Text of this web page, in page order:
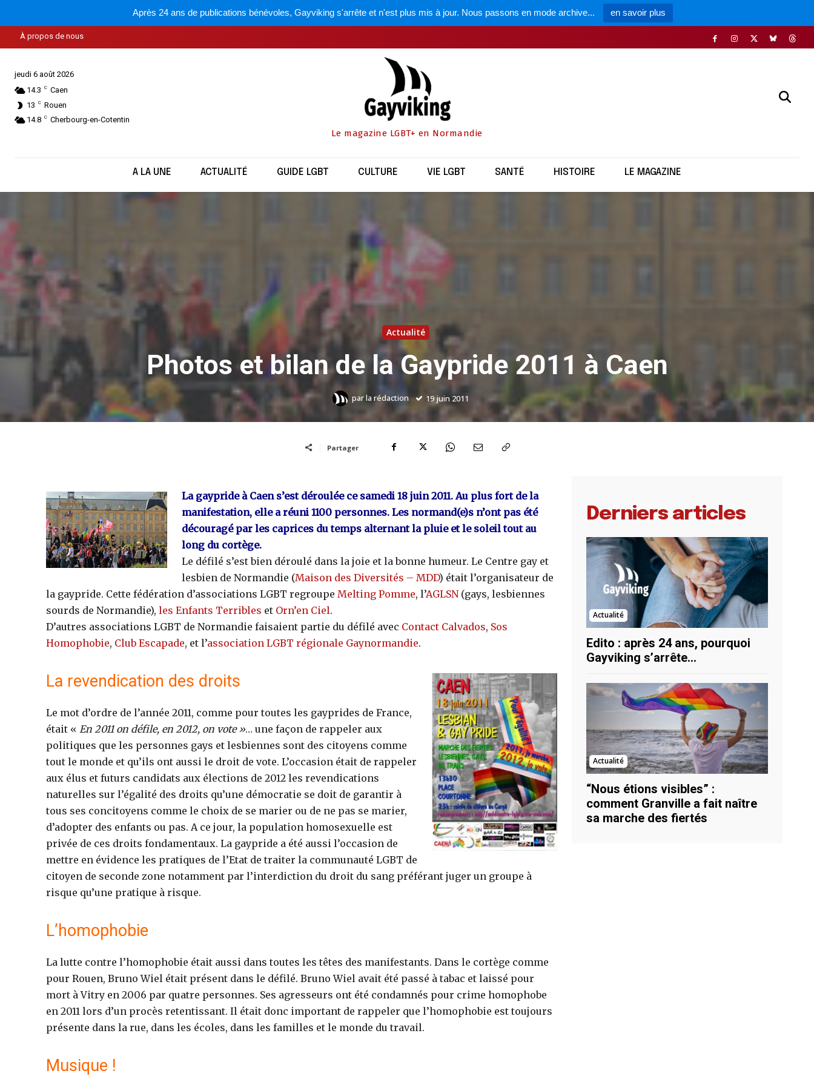
Après 24 ans de publications bénévoles, Gayviking s'arrête et n'est plus mis à jour. Nous passons en mode archive... en savoir plus
À propos de nous
jeudi 6 août 2026
14.3
C Caen
13
C Rouen
14.8 C Cherbourg-en-Cotentin
Le magazine LGBT+ en Normandie
A LA UNE ACTUALITÉ GUIDE LGBT CULTURE VIE LGBT SANTÉ HISTOIRE LE MAGAZINE
Actualité
Photos et bilan de la Gaypride 2011 à Caen
parla rédaction 19 juin 2011
Partager
La gaypride à Caen s’est déroulée ce samedi 18 juin 2011. Au plus fort de la
manifestation, elle a réuni 1100 personnes. Les normand(e)s n’ont pas été
découragé par les caprices du temps alternant la pluie et le soleil tout au
long du cortège.
Le défilé s’est bien déroulé dans la joie et la bonne humeur. Le Centre gay et
lesbien de Normandie (Maison des Diversités – MDD) était l’organisateur de
la gaypride. Cette fédération d’associations LGBT regroupe Melting Pomme, l’AGLSN (gays, lesbiennes
sourds de Normandie), les Enfants Terribles et Orn’en Ciel.
D’autres associations LGBT de Normandie faisaient partie du défilé avec Contact Calvados, Sos
Homophobie, Club Escapade, et l’association LGBT régionale Gaynormandie.
La revendication des droits
Le mot d’ordre de l’année 2011, comme pour toutes les gayprides de France,
était « En 2011 on défile, en 2012, on vote »… une façon de rappeler aux
politiques que les personnes gays et lesbiennes sont des citoyens comme
tout le monde et qu’ils ont aussi le droit de vote. L’occasion était de rappeler
aux élus et futurs candidats aux élections de 2012 les revendications
naturelles sur l’égalité des droits qu’une démocratie se doit de garantir à
tous ses concitoyens comme le choix de se marier ou de ne pas se marier,
d’adopter des enfants ou pas. A ce jour, la population homosexuelle est
privée de ces droits fondamentaux. La gaypride a été aussi l’occasion de
mettre en évidence les pratiques de l’Etat de traiter la communauté LGBT de
citoyen de seconde zone notamment par l’interdiction du droit du sang préférant juger un groupe à
risque qu’une pratique à risque.
L’homophobie
La lutte contre l’homophobie était aussi dans toutes les têtes des manifestants. Dans le cortège comme
pour Rouen, Bruno Wiel était présent dans le défilé. Bruno Wiel avait été passé à tabac et laissé pour
mort à Vitry en 2006 par quatre personnes. Ses agresseurs ont été condamnés pour crime homophobe
en 2011 lors d’un procès retentissant. Il était donc important de rappeler que l’homophobie est toujours
présente dans la rue, dans les écoles, dans les familles et le monde du travail.
Musique !
Derniers articles
Actualité
Edito : après 24 ans, pourquoi
Gayviking s’arrête…
Actualité
“Nous étions visibles” :
comment Granville a fait naître
sa marche des fiertés